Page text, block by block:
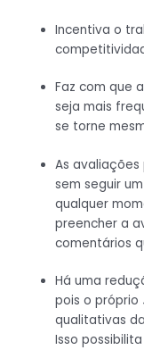
Incentiva o
Faz com que
seja mais
se torne
As
sem seguir
qualquer
preencher a
comentários
Há uma
pois o próprio
qualitativas
Isso